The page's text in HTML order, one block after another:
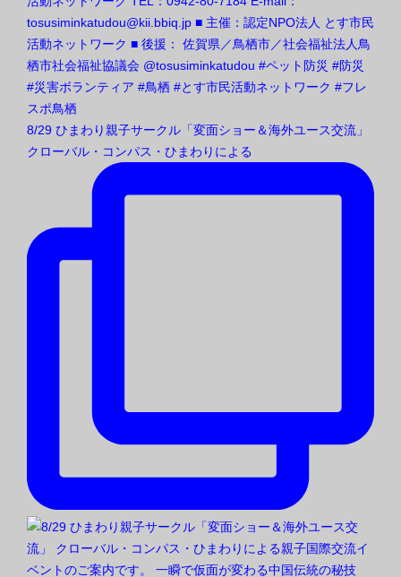
8/29 ひまわり親子サークル「変面ショー＆海外ユース交流」
クローバル・コンパス・ひまわりによる